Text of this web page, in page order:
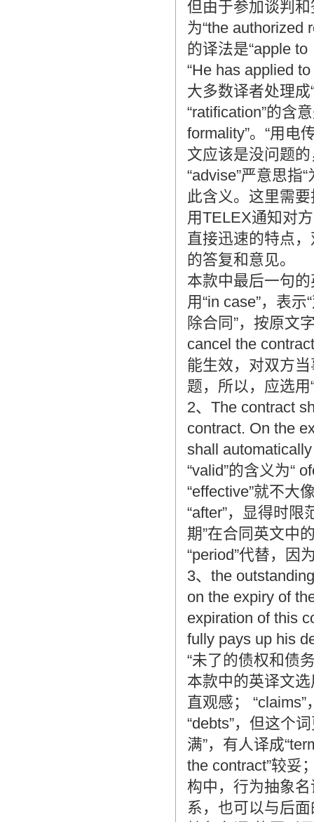
但由于参加谈判
为“the authorized
的译法是“apple
“He has applied
大多数译者处理成
“ratification”的含
formality”。“用电
文应该是没问题的
“advise”严意思指
此含义。这里需
用TELEX通知对
直接迅速的特点
的答复和意见。
本款中最后一句
用“in case”，表
除合同”，按原文
cancel the
能生效，对双方
题，所以，应选用
2、The contract
contract. On the
shall
“valid”的含义为“
“effective”就不大
“after”，显得时限
期”在合同英文中
“period”代替，因
3、the
on the expiry of
expiration of this
fully pays up his
“未了的债权和债
本款中的英译文
直观感； “claims”
“debts”，但这个
满”，有人译成
the contract”较妥
构中，行为抽象
系，也可以与后